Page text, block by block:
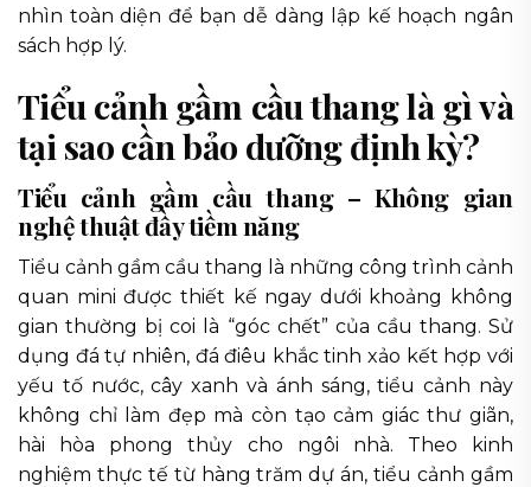
nhìn toàn diện để bạn dễ dàng lập kế hoạch ngân
sách hợp lý.
Tiểu cảnh gầm cầu thang là gì và
tại sao cần bảo dưỡng định kỳ?
Tiểu cảnh gầm cầu thang – Không gian
nghệ thuật đầy tiềm năng
Tiểu cảnh gầm cầu thang là những công trình cảnh
quan mini được thiết kế ngay dưới khoảng không
gian thường bị coi là “góc chết” của cầu thang. Sử
dụng đá tự nhiên, đá điêu khắc tinh xảo kết hợp với
yếu tố nước, cây xanh và ánh sáng, tiểu cảnh này
không chỉ làm đẹp mà còn tạo cảm giác thư giãn,
hài hòa phong thủy cho ngôi nhà. Theo kinh
nghiệm thực tế từ hàng trăm dự án, tiểu cảnh gầm